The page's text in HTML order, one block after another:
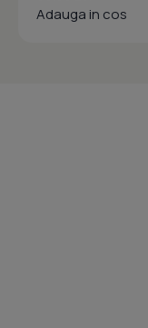
Adauga in cos